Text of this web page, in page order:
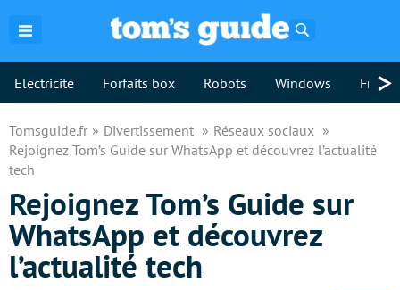
Electricité Forfaits box Robots Windows >
Tomsguide.fr Divertissement
Réseaux sociaux
Rejoignez Tom’s Guide sur WhatsApp et découvrez l’actualité
tech
Rejoignez Tom’s Guide sur
WhatsApp et découvrez
l’actualité tech